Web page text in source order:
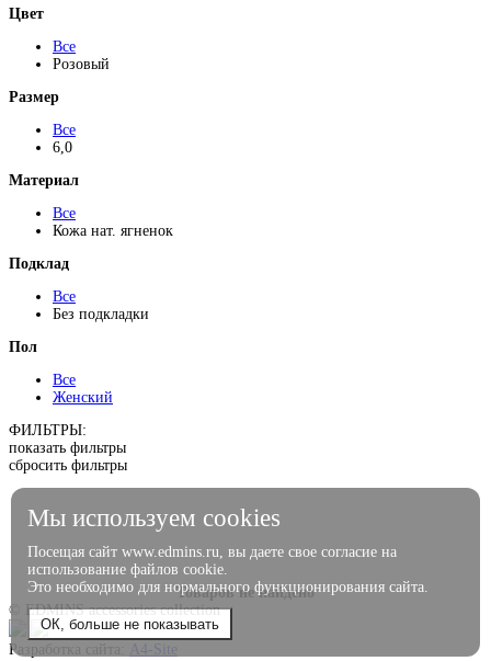
Цвет
Все
Розовый
Размер
Все
6,0
Материал
Все
Кожа нат. ягненок
Подклад
Все
Без подкладки
Пол
Все
Женский
ФИЛЬТРЫ:
показать фильтры
сбросить фильтры
Товаров не найдено
© EDMINS accessories collection
Разработка сайта: A4-Site
Мы используем cookies
Посещая сайт www.edmins.ru, вы даете свое согласие на
использование файлов cookie.
Это необходимо для нормального функционирования сайта.
ОК, больше не показывать